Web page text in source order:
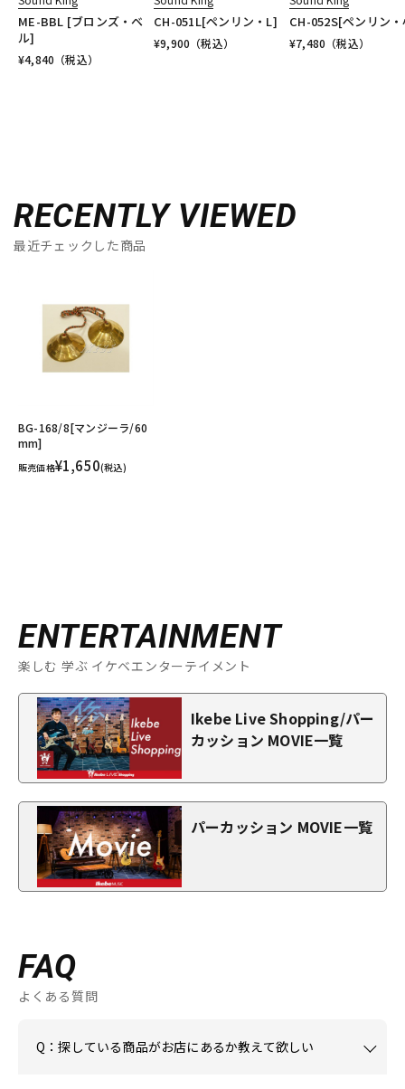
ME-BBL [ブロンズ・ベ
ル]
¥4,840 （税込）
CH-051L[ペンリン・L]
¥9,900 （税込）
CH-052S[ペンリン
¥7,480 （税込）
RECENTLY VIEWED
最近チェックした商品
BG-168/8[マンジーラ/60
mm]
販売価格¥1,650(税込)
ENTERTAINMENT
楽しむ 学ぶ イケベエンターテイメント
Ikebe Live Shopping/パー
カッション MOVIE一覧
パーカッション MOVIE一覧
FAQ
よくある質問
Q：探している商品がお店にあるか教えて欲しい